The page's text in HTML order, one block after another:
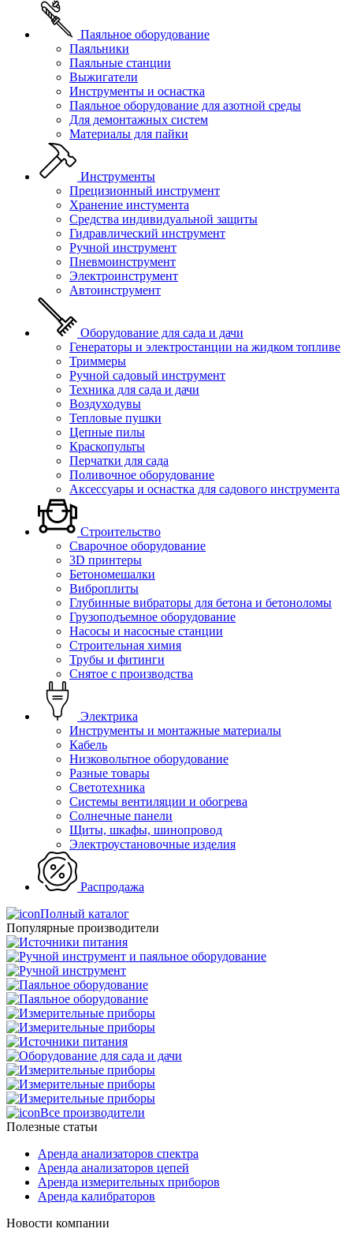
Паяльное оборудование
Паяльники
Паяльные станции
Выжигатели
Инструменты и оснастка
Паяльное оборудование для азотной среды
Для демонтажных систем
Материалы для пайки
Инструменты
Прецизионный инструмент
Хранение инстумента
Средства индивидуальной защиты
Гидравлический инструмент
Ручной инструмент
Пневмоинструмент
Электроинструмент
Автоинструмент
Оборудование для сада и дачи
Генераторы и электростанции на жидком топливе
Триммеры
Ручной садовый инструмент
Техника для сада и дачи
Воздуходувы
Тепловые пушки
Цепные пилы
Краскопульты
Перчатки для сада
Поливочное оборудование
Аксессуары и оснастка для садового инструмента
Строительство
Сварочное оборудование
3D принтеры
Бетономешалки
Виброплиты
Глубинные вибраторы для бетона и бетоноломы
Грузоподъемное оборудование
Насосы и насосные станции
Строительная химия
Трубы и фитинги
Снятое с производства
Электрика
Инструменты и монтажные материалы
Кабель
Низковольтное оборудование
Разные товары
Светотехника
Системы вентиляции и обогрева
Солнечные панели
Щиты, шкафы, шинопровод
Электроустановочные изделия
Распродажа
Полный каталог
Популярные производители
Все производители
Полезные статьи
Аренда анализаторов спектра
Аренда анализаторов цепей
Аренда измерительных приборов
Аренда калибраторов
Новости компании